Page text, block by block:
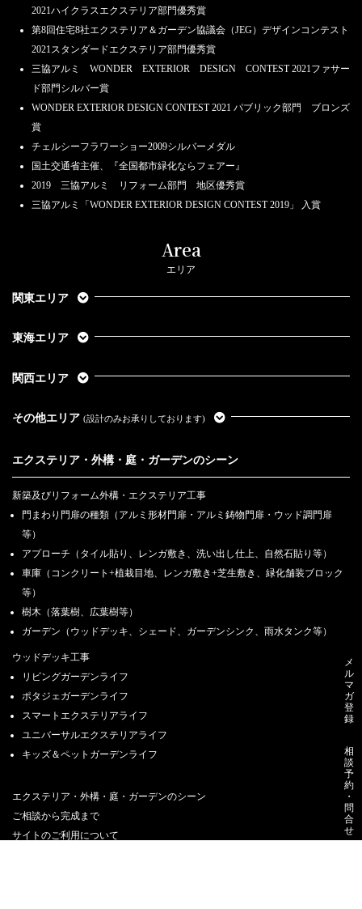
2021ハイクラスエクステリア部門優秀賞
第8回住宅8社エクステリア＆ガーデン協議会（JEG）デザインコンテスト
2021スタンダードエクステリア部門優秀賞
三協アルミ WONDER EXTERIOR DESIGN CONTEST 2021ファサー
ド部門シルバー賞
WONDER EXTERIOR DESIGN CONTEST 2021 パブリック部門 ブロンズ
賞
チェルシーフラワーショー2009シルバーメダル
国土交通省主催、『全国都市緑化ならフェアー』
2019 三協アルミ リフォーム部門 地区優秀賞
三協アルミ「WONDER EXTERIOR DESIGN CONTEST 2019」 入賞
Area
エリア
関東エリア
東海エリア
関西エリア
その他エリア (設計のみお承りしております)
エクステリア・外構・庭・ガーデンのシーン
新築及びリフォーム外構・エクステリア工事
門まわり門扉の種類（アルミ形材門扉・アルミ鋳物門扉・ウッド調門扉
等）
アプローチ（タイル貼り、レンガ敷き、洗い出し仕上、自然石貼り等）
車庫（コンクリート+植栽目地、レンガ敷き+芝生敷き、緑化舗装ブロック
等）
樹木（落葉樹、広葉樹等）
ガーデン（ウッドデッキ、シェード、ガーデンシンク、雨水タンク等）
ウッドデッキ工事
リビングガーデンライフ
ポタジェガーデンライフ
スマートエクステリアライフ
ユニバーサルエクステリアライフ
キッズ＆ペットガーデンライフ
エクステリア・外構・庭・ガーデンのシーン
ご相談から完成まで
サイトのご利用について
メ
ル
マ
ガ
登
録
相
談
予
約
・
問
合
せ